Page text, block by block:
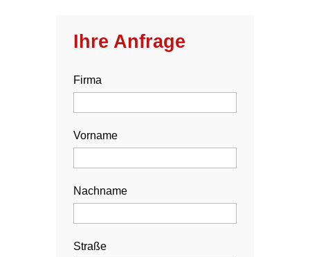
Ihre Anfrage
Firma
Vorname
Nachname
Straße